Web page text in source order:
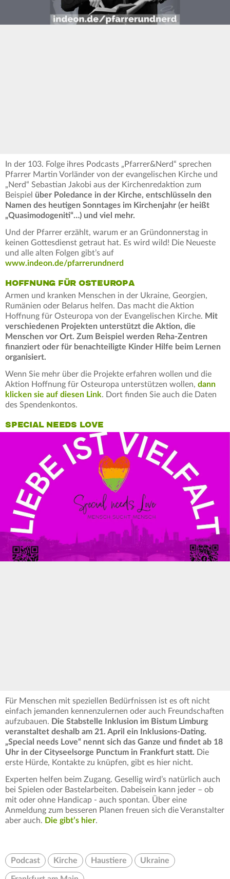
In der 103. Folge ihres Podcasts „Pfarrer&Nerd“ sprechen
Pfarrer Martin Vorländer von der evangelischen Kirche und
„Nerd“ Sebastian Jakobi aus der Kirchenredaktion zum
Beispiel über Poledance in der Kirche, entschlüsseln den
Namen des heutigen Sonntages im Kirchenjahr (er heißt
„Quasimodogeniti“…) und viel mehr.
Und der Pfarrer erzählt, warum er an Gründonnerstag in
keinen Gottesdienst getraut hat. Es wird wild! Die Neueste
und alle alten Folgen gibt’s auf
www.indeon.de/pfarrerundnerd
HOFFNUNG FÜR OSTEUROPA
Armen und kranken Menschen in der Ukraine, Georgien,
Rumänien oder Belarus helfen. Das macht die Aktion
Hoffnung für Osteuropa von der Evangelischen Kirche. Mit
verschiedenen Projekten unterstützt die Aktion, die
Menschen vor Ort. Zum Beispiel werden Reha-Zentren
finanziert oder für benachteiligte Kinder Hilfe beim Lernen
organisiert.
Wenn Sie mehr über die Projekte erfahren wollen und die
Aktion Hoffnung für Osteuropa unterstützen wollen, dann
klicken sie auf diesen Link. Dort finden Sie auch die Daten
des Spendenkontos.
SPECIAL NEEDS LOVE
Für Menschen mit speziellen Bedürfnissen ist es oft nicht
einfach jemanden kennenzulernen oder auch Freundschaften
aufzubauen. Die Stabstelle Inklusion im Bistum Limburg
veranstaltet deshalb am 21. April ein Inklusions-Dating.
„Special needs Love“ nennt sich das Ganze und findet ab 18
Uhr in der Cityseelsorge Punctum in Frankfurt statt. Die
erste Hürde, Kontakte zu knüpfen, gibt es hier nicht.
Experten helfen beim Zugang. Gesellig wird’s natürlich auch
bei Spielen oder Bastelarbeiten. Dabeisein kann jeder – ob
mit oder ohne Handicap - auch spontan. Über eine
Anmeldung zum besseren Planen freuen sich die Veranstalter
aber auch. Die gibt’s hier.
Podcast Kirche Haustiere Ukraine